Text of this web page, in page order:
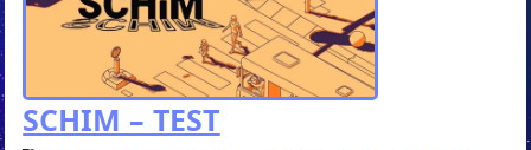
SCHIM – TEST